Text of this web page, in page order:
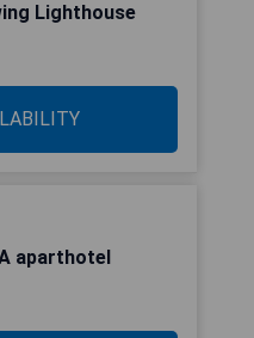
Lighthouse
aparthotel